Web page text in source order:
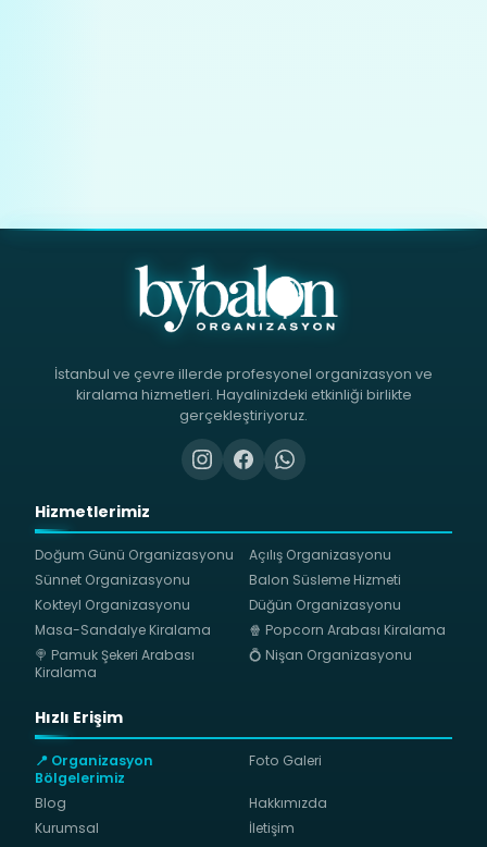
İstanbul ve çevre illerde profesyonel organizasyon ve
kiralama hizmetleri. Hayalinizdeki etkinliği birlikte
gerçekleştiriyoruz.
Hizmetlerimiz
Doğum Günü Organizasyonu
Açılış Organizasyonu
Sünnet Organizasyonu
Balon Süsleme Hizmeti
Kokteyl Organizasyonu
Düğün Organizasyonu
Masa-Sandalye Kiralama
🍿 Popcorn Arabası Kiralama
🍭 Pamuk Şekeri Arabası
Kiralama
💍 Nişan Organizasyonu
Hızlı Erişim
📍 Organizasyon
Bölgelerimiz
Foto Galeri
Blog
Hakkımızda
Kurumsal
İletişim